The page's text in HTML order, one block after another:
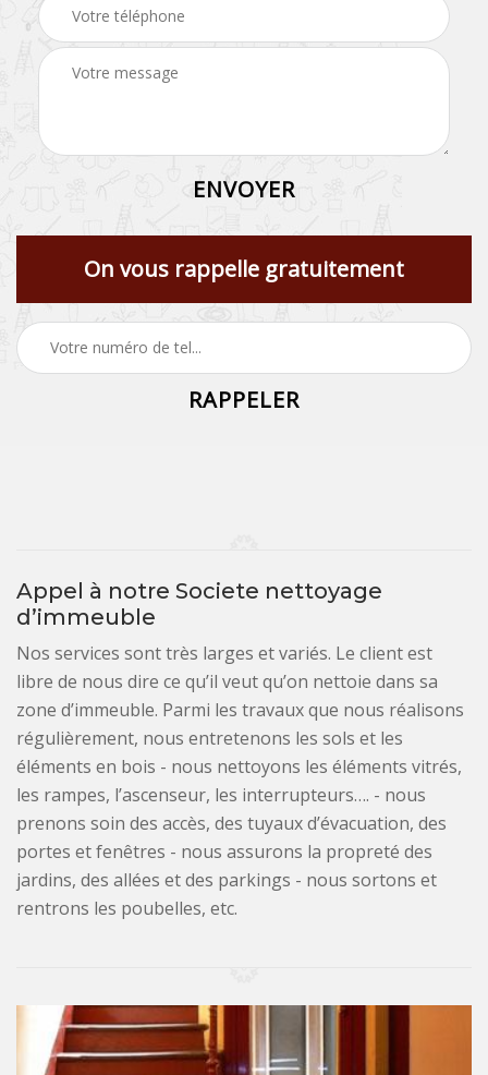
On vous rappelle gratuitement
Appel à notre Societe nettoyage
d’immeuble
Nos services sont très larges et variés. Le client est
libre de nous dire ce qu’il veut qu’on nettoie dans sa
zone d’immeuble. Parmi les travaux que nous réalisons
régulièrement, nous entretenons les sols et les
éléments en bois - nous nettoyons les éléments vitrés,
les rampes, l’ascenseur, les interrupteurs…. - nous
prenons soin des accès, des tuyaux d’évacuation, des
portes et fenêtres - nous assurons la propreté des
jardins, des allées et des parkings - nous sortons et
rentrons les poubelles, etc.